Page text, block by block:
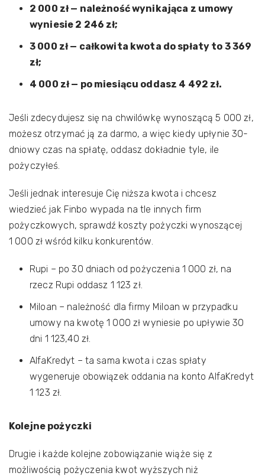
2 000 zł — należność wynikająca z umowy
wyniesie 2 246 zł;
3 000 zł — całkowita kwota do spłaty to 3 369
zł;
4 000 zł — po miesiącu oddasz 4 492 zł.
Jeśli zdecydujesz się na chwilówkę wynoszącą 5 000 zł,
możesz otrzymać ją za darmo, a więc kiedy upłynie 30-
dniowy czas na spłatę, oddasz dokładnie tyle, ile
pożyczyłeś.
Jeśli jednak interesuje Cię niższa kwota i chcesz
wiedzieć jak Finbo wypada na tle innych firm
pożyczkowych, sprawdź koszty pożyczki wynoszącej
1 000 zł wśród kilku konkurentów.
Rupi – po 30 dniach od pożyczenia 1 000 zł, na
rzecz Rupi oddasz 1 123 zł.
Miloan – należność dla firmy Miloan w przypadku
umowy na kwotę 1 000 zł wyniesie po upływie 30
dni 1 123,40 zł.
AlfaKredyt – ta sama kwota i czas spłaty
wygeneruje obowiązek oddania na konto AlfaKredyt
1 123 zł.
Kolejne pożyczki
Drugie i każde kolejne zobowiązanie wiąże się z
możliwością pożyczenia kwot wyższych niż